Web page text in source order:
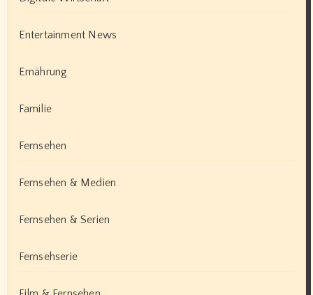
Entertainment News
Ernährung
Familie
Fernsehen
Fernsehen & Medien
Fernsehen & Serien
Fernsehserie